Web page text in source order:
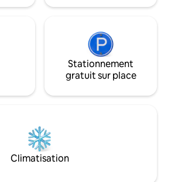
Stationnement
gratuit sur place
Climatisation